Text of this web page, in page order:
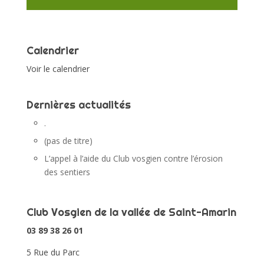
Calendrier
Voir le calendrier
Dernières actualités
.
(pas de titre)
L’appel à l’aide du Club vosgien contre l’érosion
des sentiers
Club Vosgien de la vallée de Saint-Amarin
03 89 38 26 01
5 Rue du Parc